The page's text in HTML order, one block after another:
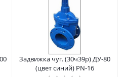
Задвижка чуг. (30ч39р) ДУ-80
(цвет синий) PN-16